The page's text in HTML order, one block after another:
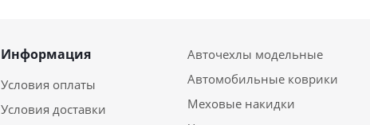
Информация
Условия оплаты
Условия доставки
Авточехлы модельные
Автомобильные коврики
Меховые накидки